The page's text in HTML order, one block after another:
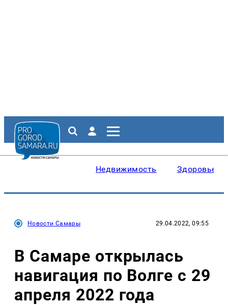
Недвижимость Здоровье
Новости Самары 29.04.2022, 09:55
В Самаре открылась
навигация по Волге с 29
апреля 2022 года